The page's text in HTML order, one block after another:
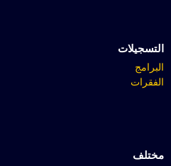
التسجيلات
البرامج
الفقرات
مختلف